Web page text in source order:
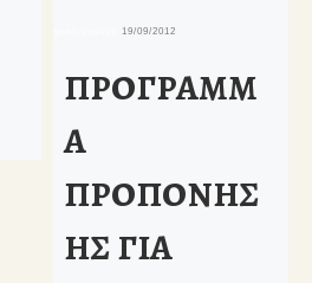
δημοσιευμένο19/09/2012
ΠΡΟΓΡΑΜΜ
Α
ΠΡΟΠΟΝΗΣ
ΗΣ ΓΙΑ